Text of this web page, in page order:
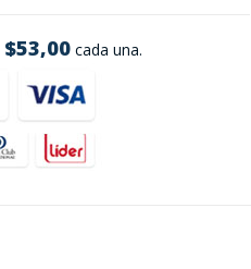
$53,00 cada una.